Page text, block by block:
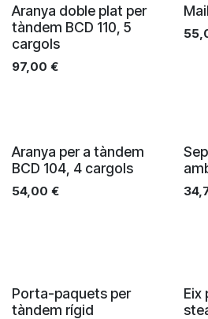
Aranya doble plat per
tàndem BCD 110, 5
cargols
97,00 €
Aranya per a tàndem
BCD 104, 4 cargols
54,00 €
Porta-paquets per
tàndem rígid
Eix